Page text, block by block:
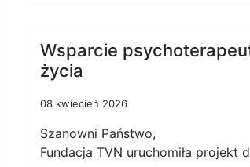
Wsparcie
życia
08 kwiecień 2026
Szanowni Państwo,
Fundacja TVN uruchomiła